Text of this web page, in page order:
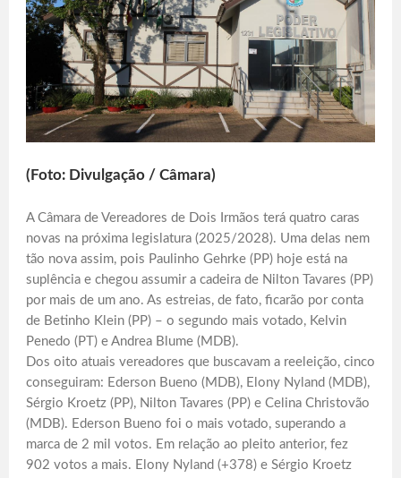
(Foto: Divulgação / Câmara)
A Câmara de Vereadores de Dois Irmãos terá quatro caras
novas na próxima legislatura (2025/2028). Uma delas nem
tão nova assim, pois Paulinho Gehrke (PP) hoje está na
suplência e chegou assumir a cadeira de Nilton Tavares (PP)
por mais de um ano. As estreias, de fato, ficarão por conta
de Betinho Klein (PP) – o segundo mais votado, Kelvin
Penedo (PT) e Andrea Blume (MDB).
Dos oito atuais vereadores que buscavam a reeleição, cinco
conseguiram: Ederson Bueno (MDB), Elony Nyland (MDB),
Sérgio Kroetz (PP), Nilton Tavares (PP) e Celina Christovão
(MDB). Ederson Bueno foi o mais votado, superando a
marca de 2 mil votos. Em relação ao pleito anterior, fez
902 votos a mais. Elony Nyland (+378) e Sérgio Kroetz